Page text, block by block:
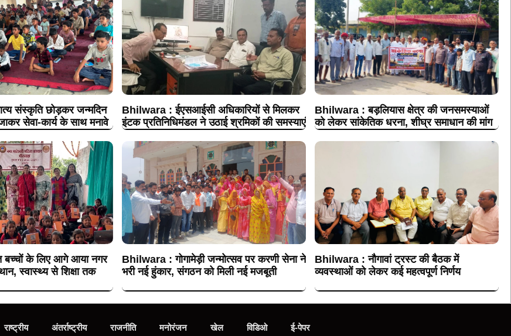
संस्कृति छोड़कर जन्मदिन
सेवा-कार्य के साथ मनावे
Bhilwara : ईएसआईसी अधिकारियों से मिलकर
इंटक प्रतिनिधिमंडल ने उठाई श्रमिकों की समस्याएं
Bhilwara : बड़लियास क्षेत्र की जनसमस्याओं
को लेकर सांकेतिक धरना, शीघ्र समाधान की मांग
के लिए आगे आया नगर
स्वास्थ्य से शिक्षा तक
Bhilwara : गोगामेड़ी जन्मोत्सव पर करणी सेना ने
भरी नई हुंकार, संगठन को मिली नई मजबूती
Bhilwara : नौगावां ट्रस्ट की बैठक में
व्यवस्थाओं को लेकर कई महत्वपूर्ण निर्णय
राष्ट्रीय अंतर्राष्ट्रीय राजनीति मनोरंजन खेल विडिओ ई-पेपर